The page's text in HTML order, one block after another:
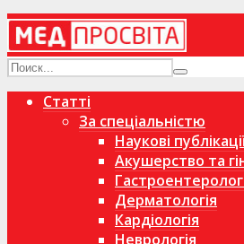
Статті
За спеціальністю
Наукові
Акушерство та
Дерматологія
Кардіологія
Неврологія